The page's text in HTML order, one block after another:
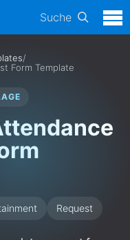
Suche
/
Form Template
Request